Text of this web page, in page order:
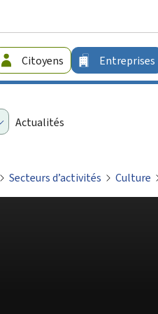
Guichet.lu
-
Citoyens Entreprises
Actualités
Secteurs d’activités Culture